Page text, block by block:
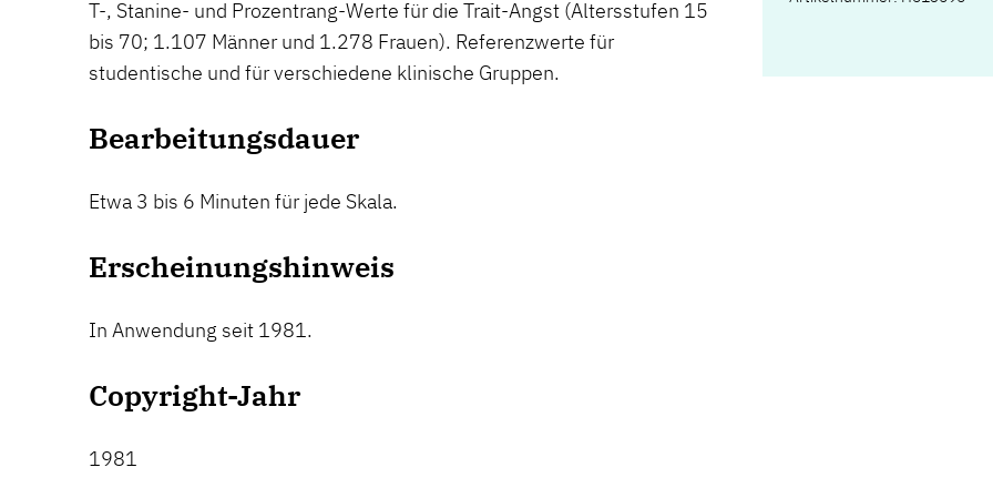
T-, Stanine- und Prozentrang-Werte für die Trait-Angst (Altersstufen 15
bis 70; 1.107 Männer und 1.278 Frauen). Referenzwerte für
studentische und für verschiedene klinische Gruppen.
Bearbeitungsdauer
Etwa 3 bis 6 Minuten für jede Skala.
Erscheinungshinweis
In Anwendung seit 1981.
Copyright-Jahr
1981